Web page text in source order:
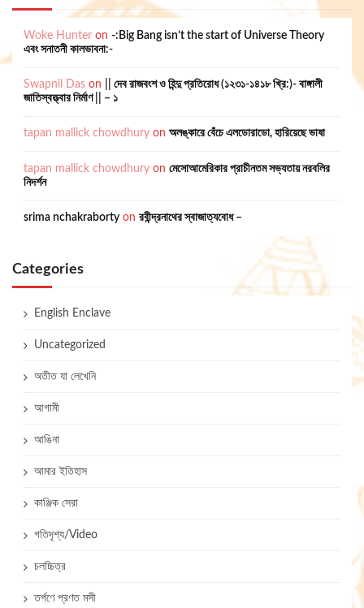
Woke Hunter on -:Big Bang isn’t the start of Universe Theory
এবং সনাতনী কালভাবনা:-
Swapnil Das on
|| দেব রাজবংশ ও হিন্দু প্রতিরোধ (১২৩১-১৪১৮ খ্রি:)- বাঙ্গালী
জাতিস্বত্ত্বার নির্মাণ || – ১
tapan mallick chowdhury on অলঙ্কারে বেঁচে এলডোরাডো, হারিয়েছে ভাষা
tapan mallick chowdhury on মেসোআমেরিকার প্রাচীনতম সভ্যতায় নরবলির
নিদর্শন
srima nchakraborty on রবীন্দ্রনাথের স্বাজাত্যবোধ –
Categories
English Enclave
Uncategorized
অতীত যা লেখেনি
আগামী
আঙিনা
আমার ইতিহাস
কাঞ্জিক সেরা
গতিদৃশ্য/Video
চলচ্চিত্র
তর্পণে প্রণত মসী